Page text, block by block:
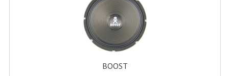
Structures, Pieds, Ponts...
Angle AG20 Structure Contest
BOOST